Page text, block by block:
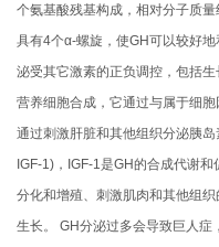
个氨基酸残基构成，相对分子质
具有4个α-螺旋，使GH可以较好
泌受其它激素的正负调控，包括
营养细胞合成，它通过与属于细
通过刺激肝脏和其他组织分泌胰
IGF-1)，IGF-1是GH的合成代谢
分化和增殖、刺激肌肉和其他组
生长。 GH分泌过多会导致巨人